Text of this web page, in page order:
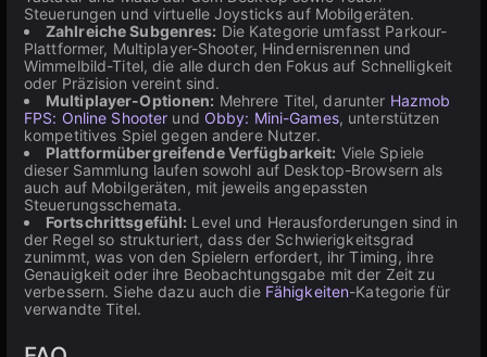
Steuerungen und virtuelle Joysticks auf Mobilgeräten.
Zahlreiche Subgenres: Die Kategorie umfasst Parkour-
Plattformer, Multiplayer-Shooter, Hindernisrennen und
Wimmelbild-Titel, die alle durch den Fokus auf Schnelligkeit
oder Präzision vereint sind.
Multiplayer-Optionen: Mehrere Titel, darunter Hazmob
FPS: Online Shooter und Obby: Mini-Games, unterstützen
kompetitives Spiel gegen andere Nutzer.
Plattformübergreifende Verfügbarkeit: Viele Spiele
dieser Sammlung laufen sowohl auf Desktop-Browsern als
auch auf Mobilgeräten, mit jeweils angepassten
Steuerungsschemata.
Fortschrittsgefühl: Level und Herausforderungen sind in
der Regel so strukturiert, dass der Schwierigkeitsgrad
zunimmt, was von den Spielern erfordert, ihr Timing, ihre
Genauigkeit oder ihre Beobachtungsgabe mit der Zeit zu
verbessern. Siehe dazu auch die Fähigkeiten-Kategorie für
verwandte Titel.